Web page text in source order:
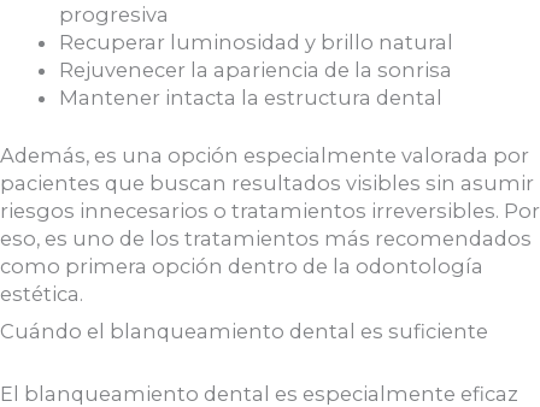
progresiva
Recuperar luminosidad y brillo natural
Rejuvenecer la apariencia de la sonrisa
Mantener intacta la estructura dental
Además, es una opción especialmente valorada por
pacientes que buscan resultados visibles sin asumir
riesgos innecesarios o tratamientos irreversibles. Por
eso, es uno de los tratamientos más recomendados
como primera opción dentro de la odontología
estética.
Cuándo el blanqueamiento dental es suficiente
El blanqueamiento dental es especialmente eficaz